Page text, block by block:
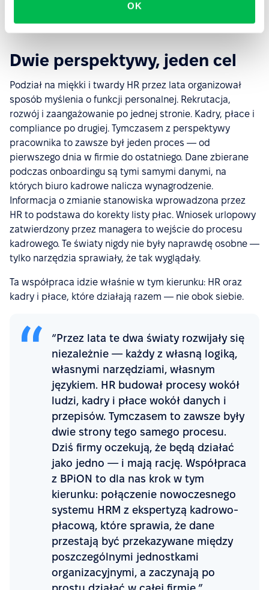
OK
Dwie perspektywy, jeden cel
Podział na miękki i twardy HR przez lata organizował
sposób myślenia o funkcji personalnej. Rekrutacja,
rozwój i zaangażowanie po jednej stronie. Kadry, płace i
compliance po drugiej. Tymczasem z perspektywy
pracownika to zawsze był jeden proces — od
pierwszego dnia w firmie do ostatniego. Dane zbierane
podczas onboardingu są tymi samymi danymi, na
których biuro kadrowe nalicza wynagrodzenie.
Informacja o zmianie stanowiska wprowadzona przez
HR to podstawa do korekty listy płac. Wniosek urlopowy
zatwierdzony przez managera to wejście do procesu
kadrowego. Te światy nigdy nie były naprawdę osobne —
tylko narzędzia sprawiały, że tak wyglądały.
Ta współpraca idzie właśnie w tym kierunku: HR oraz
kadry i płace, które działają razem — nie obok siebie.
“Przez lata te dwa światy rozwijały się
niezależnie — każdy z własną logiką,
własnymi narzędziami, własnym
językiem. HR budował procesy wokół
ludzi, kadry i płace wokół danych i
przepisów. Tymczasem to zawsze były
dwie strony tego samego procesu.
Dziś firmy oczekują, że będą działać
jako jedno — i mają rację. Współpraca
z BPiON to dla nas krok w tym
kierunku: połączenie nowoczesnego
systemu HRM z ekspertyzą kadrowo-
płacową, które sprawia, że dane
przestają być przekazywane między
poszczególnymi jednostkami
organizacyjnymi, a zaczynają po